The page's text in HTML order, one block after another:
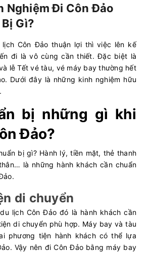
Nghiệm Đi Côn Đảo
Gì?
Côn Đảo thuận lợi thì việc lên kế
đi là vô cùng cần thiết. Đặc biệt là
lễ Tết vé tàu, vé máy bay thường hết
Dưới đây là những kinh nghiệm hữu
bị những gì khi
Đảo?
bị gì? Hành lý, tiền mặt, thẻ thanh
là những hành khách cần chuẩn
di chuyển
lịch Côn Đảo đó là hành khách cần
di chuyển phù hợp. Máy bay và tàu
phương tiện hành khách có thể lựa
Vậy nên đi Côn Đảo bằng máy bay